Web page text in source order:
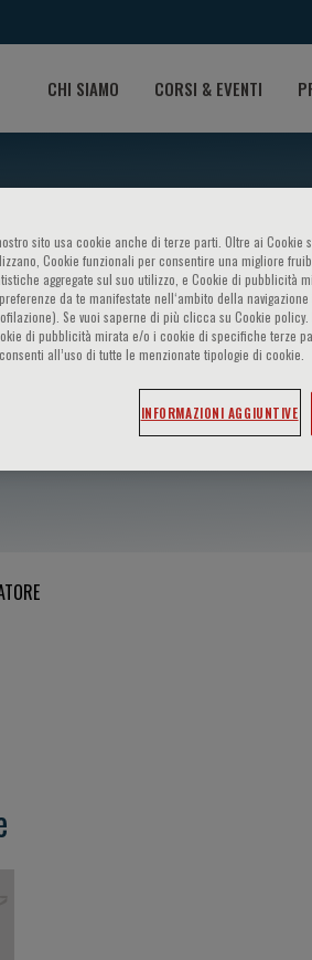
CHI SIAMO CORSI & EVENTI
J. White
sito usa cookie anche di terze parti. Oltre ai Cookie
Cookie funzionali per consentire una migliore
aggregate sul suo utilizzo, e Cookie di pubblicità
da te manifestate nell‘ambito della
Se vuoi saperne di più clicca su Cookie
di pubblicità mirata e/o i cookie di specifiche terze
all’uso di tutte le menzionate tipologie di cookie.
INFORMAZIONI AGGIUNTIVE